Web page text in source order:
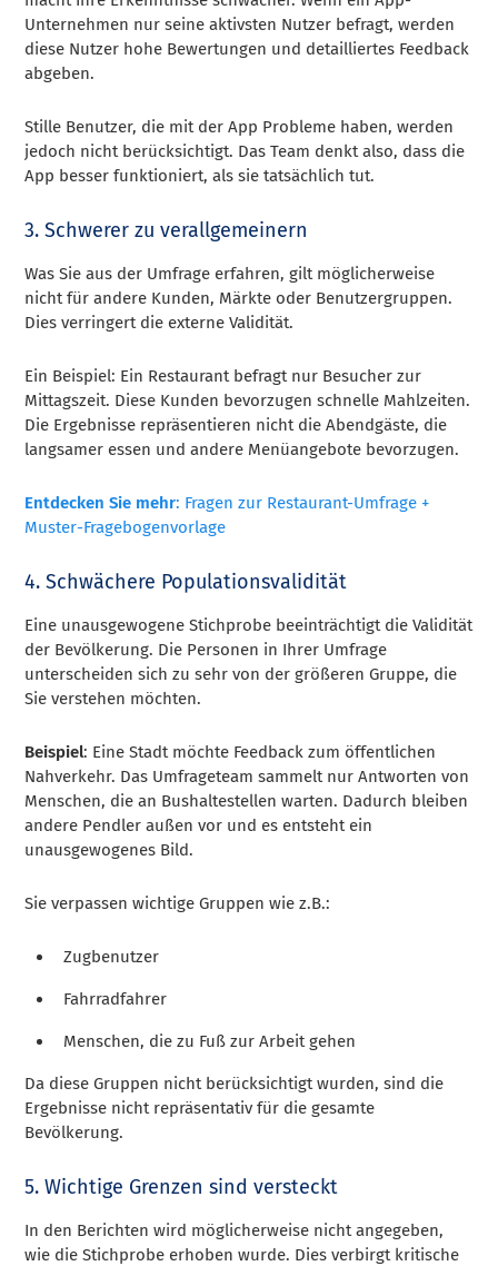
Unternehmen nur seine aktivsten Nutzer befragt, werden
diese Nutzer hohe Bewertungen und detailliertes Feedback
abgeben.
Stille Benutzer, die mit der App Probleme haben, werden
jedoch nicht berücksichtigt. Das Team denkt also, dass die
App besser funktioniert, als sie tatsächlich tut.
3. Schwerer zu verallgemeinern
Was Sie aus der Umfrage erfahren, gilt möglicherweise
nicht für andere Kunden, Märkte oder Benutzergruppen.
Dies verringert die externe Validität.
Ein Beispiel: Ein Restaurant befragt nur Besucher zur
Mittagszeit. Diese Kunden bevorzugen schnelle Mahlzeiten.
Die Ergebnisse repräsentieren nicht die Abendgäste, die
langsamer essen und andere Menüangebote bevorzugen.
Entdecken Sie mehr: Fragen zur Restaurant-Umfrage +
Muster-Fragebogenvorlage
4. Schwächere Populationsvalidität
Eine unausgewogene Stichprobe beeinträchtigt die Validität
der Bevölkerung. Die Personen in Ihrer Umfrage
unterscheiden sich zu sehr von der größeren Gruppe, die
Sie verstehen möchten.
Beispiel: Eine Stadt möchte Feedback zum öffentlichen
Nahverkehr. Das Umfrageteam sammelt nur Antworten von
Menschen, die an Bushaltestellen warten. Dadurch bleiben
andere Pendler außen vor und es entsteht ein
unausgewogenes Bild.
Sie verpassen wichtige Gruppen wie z.B.:
Zugbenutzer
Fahrradfahrer
Menschen, die zu Fuß zur Arbeit gehen
Da diese Gruppen nicht berücksichtigt wurden, sind die
Ergebnisse nicht repräsentativ für die gesamte
Bevölkerung.
5. Wichtige Grenzen sind versteckt
In den Berichten wird möglicherweise nicht angegeben,
wie die Stichprobe erhoben wurde. Dies verbirgt kritische